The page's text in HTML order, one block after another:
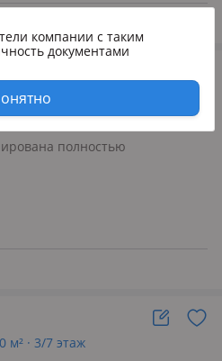
компании с таким
документами
· 2/5 этаж
полностью
м² · 3/7 этаж